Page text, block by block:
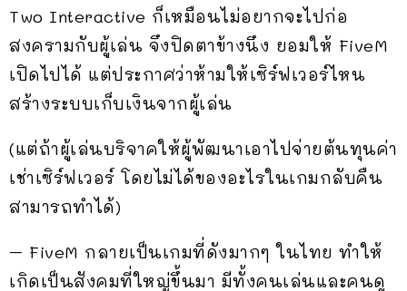
Two Interactive ก็เหมือนไม่อยากจะไปก่อ
สงครามกับผู้เล่น จึงปิดตาข้างนึง ยอมให้ FiveM
เปิดไปได้ แต่ประกาศว่าห้ามให้เซิร์ฟเวอร์ไหน
สร้างระบบเก็บเงินจากผู้เล่น
(แต่ถ้าผู้เล่นบริจาคให้ผู้พัฒนาเอาไปจ่ายต้นทุนค่า
เช่าเซิร์ฟเวอร์ โดยไม่ได้ของอะไรในเกมกลับคืน
สามารถทำได้)
– FiveM กลายเป็นเกมที่ดังมากๆ ในไทย ทำให้
เกิดเป็นสังคมที่ใหญ่ขึ้นมา มีทั้งคนเล่นและคนดู